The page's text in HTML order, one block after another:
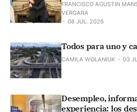
FRANCISCO AGUSTIN
VERGARA
08 JUL. 2026
Todos para uno y
CAMILA WOLANIUK 03
Desempleo,
experiencia: los